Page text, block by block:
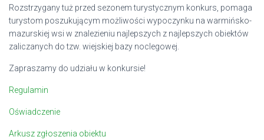
Rozstrzygany tuż przed sezonem turystycznym konkurs, pomaga
turystom poszukującym możliwości wypoczynku na warmińsko-
mazurskiej wsi w znalezieniu najlepszych z najlepszych obiektów
zaliczanych do tzw. wiejskiej bazy noclegowej.
Zapraszamy do udziału w konkursie!
Regulamin
Oświadczenie
Arkusz zgłoszenia obiektu